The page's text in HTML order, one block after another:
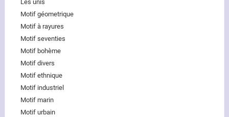
Les unis
Motif géometrique
Motif à rayures
Motif seventies
Motif bohème
Motif divers
Motif ethnique
Motif industriel
Motif marin
Motif urbain